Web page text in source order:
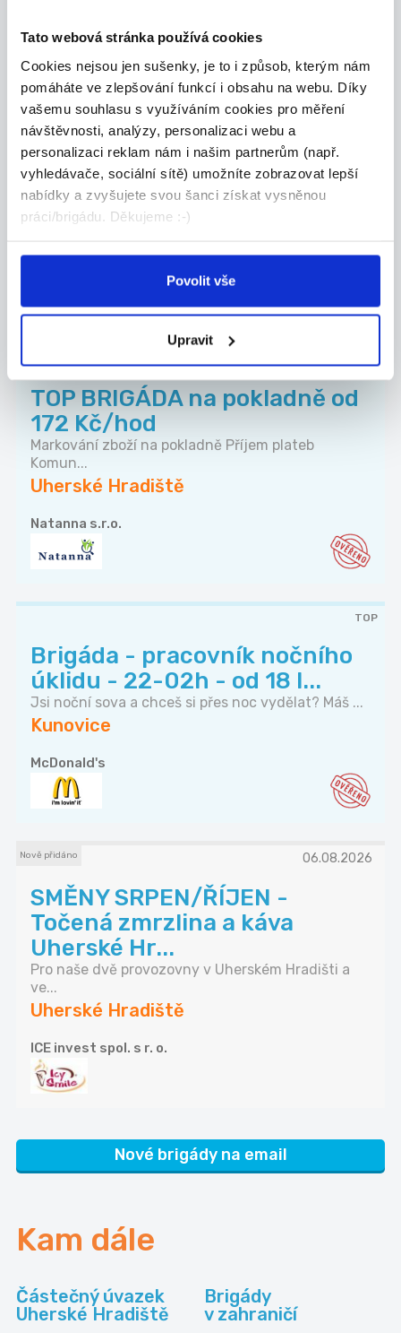
Tato webová stránka používá cookies
Cookies nejsou jen sušenky, je to i způsob, kterým nám
pomáháte ve zlepšování funkcí i obsahu na webu. Díky
vašemu souhlasu s využíváním cookies pro měření
návštěvnosti, analýzy, personalizaci webu a
personalizaci reklam nám i našim partnerům (např.
vyhledávače, sociální sítě) umožníte zobrazovat lepší
nabídky a zvyšujete svou šanci získat vysněnou
práci/brigádu. Děkujeme :-)
Povolit vše
Upravit
BRIGÁDA - pokladna, pulty,
doplňování zboží od 172 Kč...
Doplňování zboží do regálů podle potřeby Kontrol...
Uherské Hradiště
TOP BRIGÁDA na pokladně od
172 Kč/hod
Markování zboží na pokladně Příjem plateb
Komun...
Uherské Hradiště
Natanna s.r.o.
TOP
Brigáda - pracovník nočního
úklidu - 22-02h - od 18 l...
Jsi noční sova a chceš si přes noc vydělat? Máš ...
Kunovice
McDonald's
Nově přidáno 06.08.2026
SMĚNY SRPEN/ŘÍJEN -
Točená zmrzlina a káva
Uherské Hr...
Pro naše dvě provozovny v Uherském Hradišti a
ve...
Uherské Hradiště
ICE invest spol. s r. o.
Nové brigády na email
Kam dále
Částečný úvazek
Uherské Hradiště
Brigády
v zahraničí